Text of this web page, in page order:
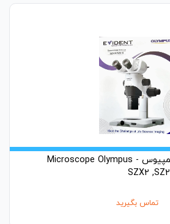
میکروسکوپ SZX2 المپیوس - Microscope Olympus
SZX2 ,SZ2
تماس بگیرید